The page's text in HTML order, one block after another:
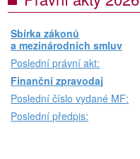
Sbírka zákonů
a mezinárodních smluv
Poslední právní akt:
Finanční zpravodaj
Poslední číslo vydané MF:
Poslední předpis: